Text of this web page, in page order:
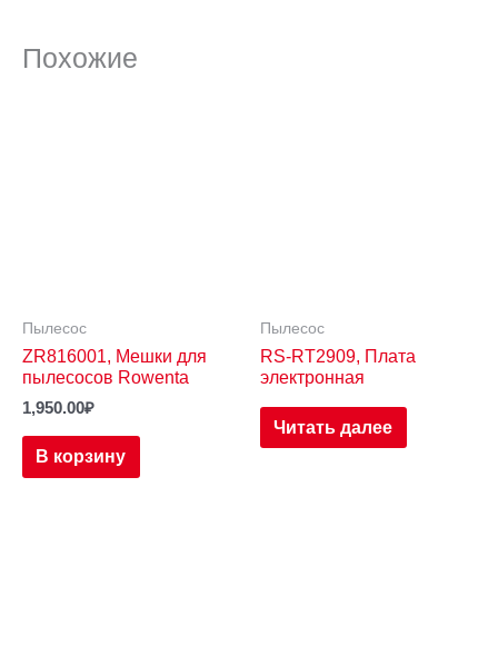
Похожие
Пылесос
ZR816001, Мешки для
пылесосов Rowenta
1,950.00₽
В корзину
Пылесос
RS-RT2909, Плата
электронная
Читать далее